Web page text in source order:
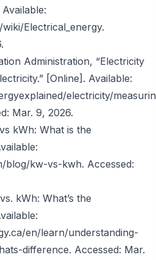
Electrical_energy.
Administration, “Electricity
[Online]. Available:
electricity/
Mar. 9, 2026.
kWh: What is the
blog/kw-vs-kwh. Accessed:
kWh: What’s the
en/learn/understanding-
difference. Accessed: Mar.